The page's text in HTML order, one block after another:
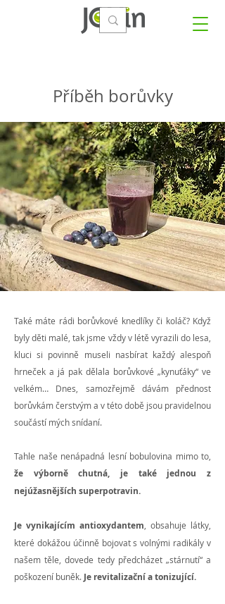
Příběh borůvky
Také máte rádi borůvkové knedlíky či koláč? Když
byly děti malé, tak jsme vždy v létě vyrazili do lesa,
kluci si povinně museli nasbírat každý alespoň
hrneček a já pak dělala borůvkové „kynuťáky“ ve
velkém… Dnes, samozřejmě dávám přednost
borůvkám čerstvým a v této době jsou pravidelnou
součástí mých snídaní.
Tahle naše nenápadná lesní bobulovina mimo to,
že výborně chutná, je také jednou z
nejúžasnějších superpotravin.
Je vynikajícím antioxydantem , obsahuje látky,
které dokážou účinně bojovat s volnými radikály v
našem těle, dovede tedy předcházet „stárnutí“ a
poškození buněk. Je revitalizační a tonizující.